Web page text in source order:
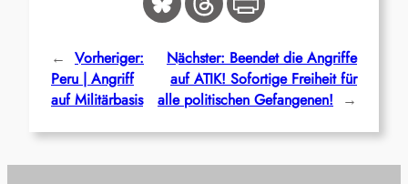
← Vorheriger:
Peru | Angriff
auf Militärbasis
Nächster: Beendet die Angriffe
auf ATIK! Sofortige Freiheit für
alle politischen Gefangenen!
→